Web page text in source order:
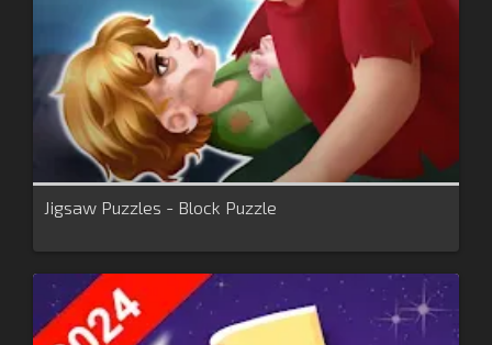
Jigsaw Puzzles - Block Puzzle